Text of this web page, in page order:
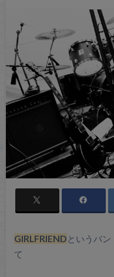
GIRLFRIENDというバ
て